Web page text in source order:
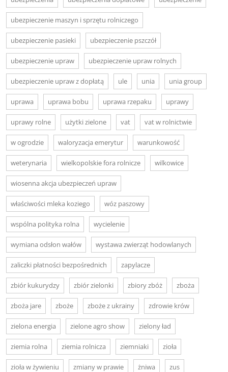
ubezpieczenie maszyn i sprzętu rolniczego
ubezpieczenie pasieki ubezpieczenie pszczół
ubezpieczenie upraw ubezpieczenie upraw rolnych
ubezpieczenie upraw z dopłatą ule unia unia group
uprawa uprawa bobu uprawa rzepaku uprawy
uprawy rolne użytki zielone vat vat w rolnictwie
w ogrodzie waloryzacja emerytur warunkowość
weterynaria wielkopolskie fora rolnicze wilkowice
wiosenna akcja ubezpieczeń upraw
właściwości mleka koziego wóz paszowy
wspólna polityka rolna wycielenie
wymiana odsłon wałów wystawa zwierząt hodowlanych
zaliczki płatności bezpośrednich zapylacze
zbiór kukurydzy zbiór zielonki zbiory zbóż zboża
zboża jare zboże zboże z ukrainy zdrowie krów
zielona energia zielone agro show zielony ład
ziemia rolna ziemia rolnicza ziemniaki zioła
zioła w żywieniu zmiany w prawie żniwa zus